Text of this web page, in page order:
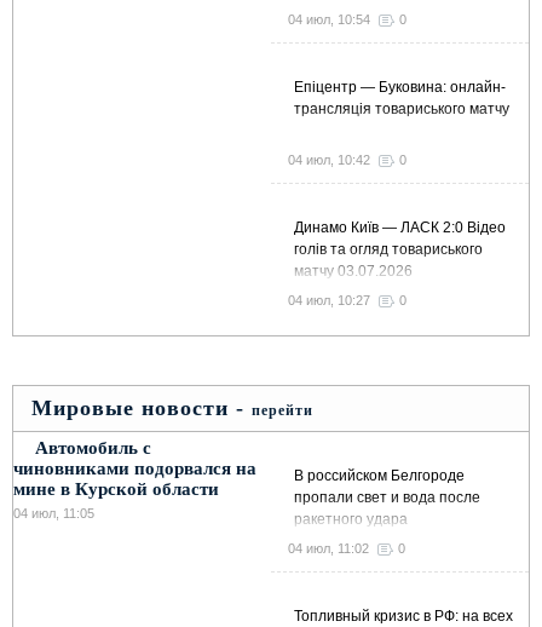
04 июл, 10:54 0
Епіцентр — Буковина: онлайн-
трансляція товариського матчу
04 июл, 10:42 0
Динамо Київ — ЛАСК 2:0 Відео
голів та огляд товариського
матчу 03.07.2026
04 июл, 10:27 0
Мировые новости - перейти
Автомобиль с
чиновниками подорвался на
мине в Курской области
04 июл, 11:05
В российском Белгороде
пропали свет и вода после
ракетного удара
04 июл, 11:02 0
Топливный кризис в РФ: на всех